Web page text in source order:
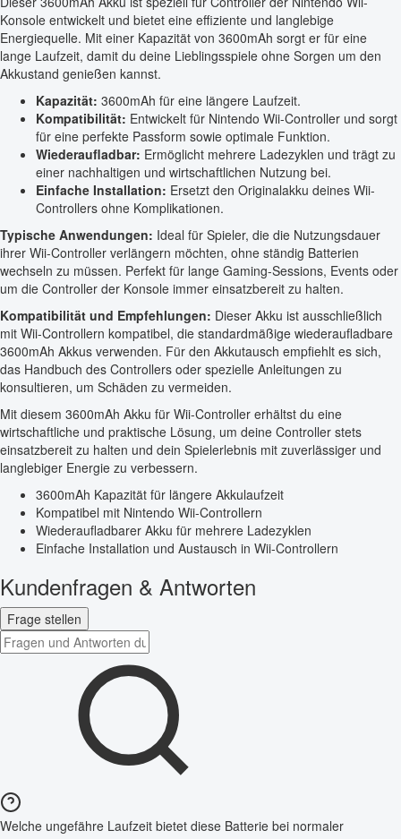
Konsole entwickelt und bietet eine effiziente und langlebige
Energiequelle. Mit einer Kapazität von 3600mAh sorgt er für eine
lange Laufzeit, damit du deine Lieblingsspiele ohne Sorgen um den
Akkustand genießen kannst.
Kapazität: 3600mAh für eine längere Laufzeit.
Kompatibilität: Entwickelt für Nintendo Wii-Controller und sorgt
für eine perfekte Passform sowie optimale Funktion.
Wiederaufladbar: Ermöglicht mehrere Ladezyklen und trägt zu
einer nachhaltigen und wirtschaftlichen Nutzung bei.
Einfache Installation: Ersetzt den Originalakku deines Wii-
Controllers ohne Komplikationen.
Typische Anwendungen: Ideal für Spieler, die die Nutzungsdauer
ihrer Wii-Controller verlängern möchten, ohne ständig Batterien
wechseln zu müssen. Perfekt für lange Gaming-Sessions, Events oder
um die Controller der Konsole immer einsatzbereit zu halten.
Kompatibilität und Empfehlungen: Dieser Akku ist ausschließlich
mit Wii-Controllern kompatibel, die standardmäßige wiederaufladbare
3600mAh Akkus verwenden. Für den Akkutausch empfiehlt es sich,
das Handbuch des Controllers oder spezielle Anleitungen zu
konsultieren, um Schäden zu vermeiden.
Mit diesem 3600mAh Akku für Wii-Controller erhältst du eine
wirtschaftliche und praktische Lösung, um deine Controller stets
einsatzbereit zu halten und dein Spielerlebnis mit zuverlässiger und
langlebiger Energie zu verbessern.
3600mAh Kapazität für längere Akkulaufzeit
Kompatibel mit Nintendo Wii-Controllern
Wiederaufladbarer Akku für mehrere Ladezyklen
Einfache Installation und Austausch in Wii-Controllern
Kundenfragen & Antworten
Frage stellen
Welche ungefähre Laufzeit bietet diese Batterie bei normaler